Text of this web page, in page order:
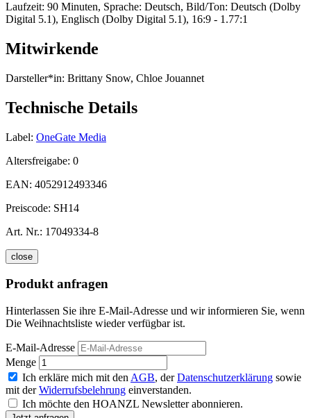
Laufzeit: 90 Minuten, Sprache: Deutsch, Bild/Ton: Deutsch (Dolby
Digital 5.1), Englisch (Dolby Digital 5.1), 16:9 - 1.77:1
Mitwirkende
Darsteller*in: Brittany Snow, Chloe Jouannet
Technische Details
Label: OneGate Media
Altersfreigabe: 0
EAN: 4052912493346
Preiscode: SH14
Art. Nr.: 17049334-8
close
Produkt anfragen
Hinterlassen Sie ihre E-Mail-Adresse und wir informieren Sie, wenn
Die Weihnachtsliste wieder verfügbar ist.
E-Mail-Adresse
Menge
Ich erkläre mich mit den AGB, derDatenschutzerklärung sowie
mit derWiderrufsbelehrung einverstanden.
Ich möchte den HOANZL Newsletter abonnieren.